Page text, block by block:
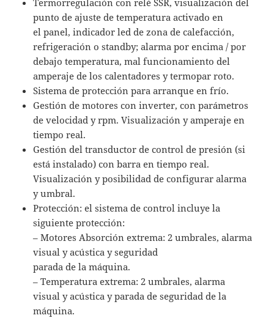
Termorregulación con relé SSR, visualización del
punto de ajuste de temperatura activado en
el panel, indicador led de zona de calefacción,
refrigeración o standby; alarma por encima / por
debajo temperatura, mal funcionamiento del
amperaje de los calentadores y termopar roto.
Sistema de protección para arranque en frío.
Gestión de motores con inverter, con parámetros
de velocidad y rpm. Visualización y amperaje en
tiempo real.
Gestión del transductor de control de presión (si
está instalado) con barra en tiempo real.
Visualización y posibilidad de configurar alarma
y umbral.
Protección: el sistema de control incluye la
siguiente protección:
– Motores Absorción extrema: 2 umbrales, alarma
visual y acústica y seguridad
parada de la máquina.
– Temperatura extrema: 2 umbrales, alarma
visual y acústica y parada de seguridad de la
máquina.